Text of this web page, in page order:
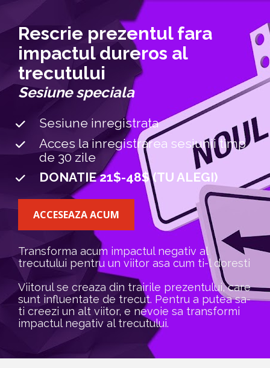
Rescrie prezentul fara
impactul dureros al
trecutului
Sesiune speciala
Sesiune inregistrata
Acces la inregistrarea sesiunii timp
de 30 zile
DONATIE 21$-48$ (TU ALEGI)
ACCESEAZA ACUM
Transforma acum impactul negativ al
trecutului pentru un viitor asa cum ti-l doresti
Viitorul se creaza din trairile prezentului, care
sunt influentate de trecut. Pentru a putea sa-
ti creezi un alt viitor, e nevoie sa transformi
impactul negativ al trecutului.